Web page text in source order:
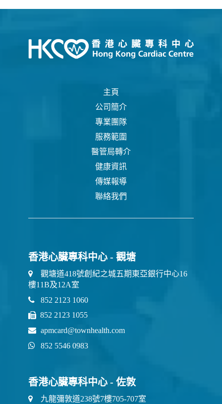
主頁
公司簡介
專業團隊
服務範圍
醫管局轉介
健康資訊
傳媒報導
聯絡我們
香港心臟專科中心 - 觀塘
觀塘道418號創紀之城五期東亞銀行中心16
樓11B及12A室
852 2123 1060
852 2123 1055
apmcard@townhealth.com
852 5546 0983
香港心臟專科中心 - 佐敦
九龍彌敦道238號7樓705-707室